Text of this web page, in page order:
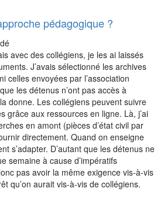
pédagogique ?
avec des collégiens, je les ai laissés
J’avais sélectionné les archives
celles envoyées par l’association
les détenus n’ont pas accès à
donne. Les collégiens peuvent suivre
grâce aux ressources en ligne. Là, j’ai
en amont (pièces d’état civil par
directement. Quand on enseigne
s’adapter. D’autant que les détenus ne
semaine à cause d’impératifs
pas avoir la même exigence vis-à-vis
qu’on aurait vis-à-vis de collégiens.